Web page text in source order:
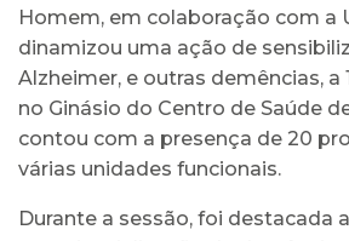
Homem, em colaboração com a
dinamizou uma ação de
Alzheimer, e outras demências, a
no Ginásio do Centro de Saúde
contou com a presença de 20
várias unidades funcionais.
Durante a sessão, foi destacada